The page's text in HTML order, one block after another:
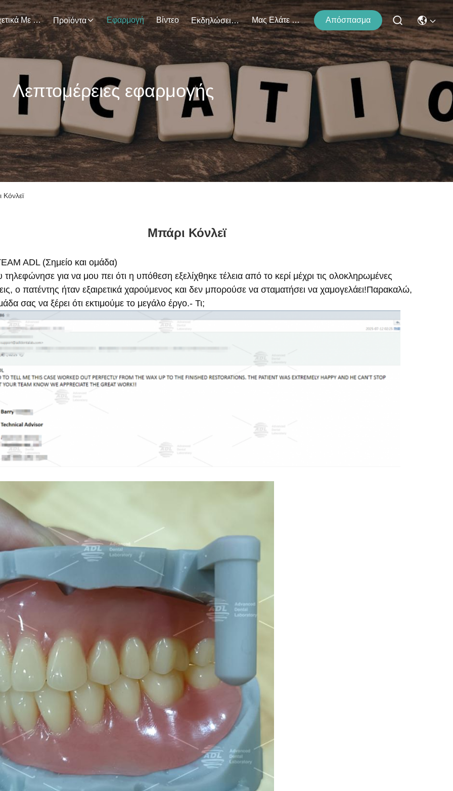
Σχετικά Με Εμάς Προϊόντα Εφαρμογή Βίντεο Εκδηλώσεις Μας Ελάτε Σε Επαφή Με Απόσπασμα
Λεπτομέρειες εφαρμογής
Μπάρι Κόνλεϊ
ADL (Σημείο και ομάδα)
για να μου πει ότι η υπόθεση εξελίχθηκε τέλεια από το κερί μέχρι τις ολοκληρωμένες
ο πατέντης ήταν εξαιρετικά χαρούμενος και δεν μπορούσε να σταματήσει να χαμογελάει!Παρακαλώ,
σας να ξέρει ότι εκτιμούμε το μεγάλο έργο.- Τι;